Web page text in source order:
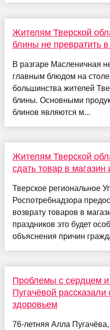
Жителям Тверской
блины не превратить
В разгаре Масленичная
главным блюдом на
большинства жителей
блины. Основными
блинов являются м...
Жителям Тверской
сдать товар в магазин
Тверское региональное
Роспотребнадзора
возврату товаров в
праздников это будет
объяснения причин
Проблемы с сердцем
Пугачёвой
здоровьем
76-летняя Алла